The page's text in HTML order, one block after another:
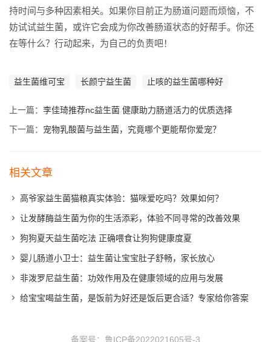
持时间与多种因素相关。如果你目前正为肠道问题而烦恼，不
妨试试益生菌，或许它会成为你改善肠道状态的好帮手。你还
在等什么？行动起来，为自己的负责吧！
益生菌维可宝 长颜宁益生菌 止咳的益生菌哪种好
上一篇： 李佳琦推荐nc益生菌 健康助力肠道活力的优质选择
下一篇： 宠物乳酸菌与益生菌，究竟哪个更能帮你爱宠？
相关文章
高爷家益生菌猫粮真实体验：猫咪爱吃吗？效果如何？
让发酵酶益生菌为你的生活添彩，体验不同寻常的改善效果
狗狗夏天益生菌吃法 正确喂食让狗狗健康度夏
婴儿肠道小卫士：益生菌让宝宝肚子舒畅，家长放心
非泼罗尼益生菌：功效作用及在健康领域的应用与发展
给宝宝喝益生菌，是饭前为好还是饭后更合适？专家给你答案
备案号： 鲁ICP备2022021605号-3